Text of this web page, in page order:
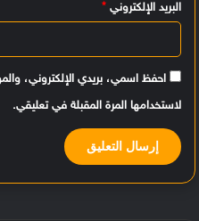
البريد الإلكتروني *
احفظ اسمي، بريدي الإلكتروني،
لاستخدامها المرة المقبلة في تعليقي.